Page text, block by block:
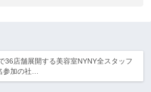
36店舗展開する美容室NYNY全スタッフ
参加の社…